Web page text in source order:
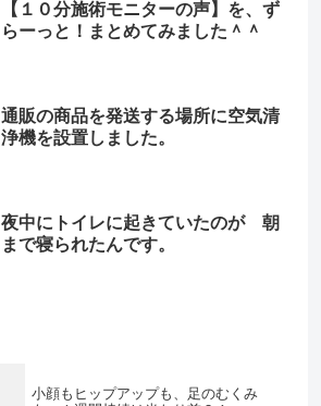
【１０分施術モニターの声】を、ず
らーっと！まとめてみました＾＾
通販の商品を発送する場所に空気清
浄機を設置しました。
夜中にトイレに起きていたのが 朝
まで寝られたんです。
小顔もヒップアップも、足のむくみ